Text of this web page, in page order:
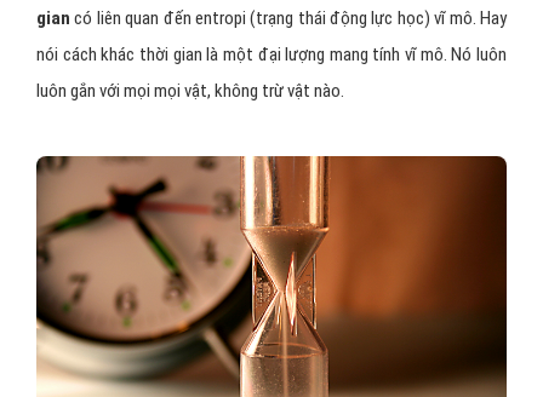
gian có liên quan đến entropi (trạng thái động lực học) vĩ mô. Hay
nói cách khác thời gian là một đại lượng mang tính vĩ mô. Nó luôn
luôn gắn với mọi mọi vật, không trừ vật nào.